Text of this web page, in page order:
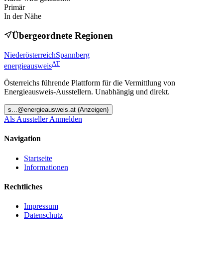
Primär
In der Nähe
Übergeordnete Regionen
NiederösterreichSpannberg
energieausweisAT
Österreichs führende Plattform für die Vermittlung von
Energieausweis-Ausstellern. Unabhängig und direkt.
s ...@energieausweis.at (Anzeigen)
Als Aussteller Anmelden
Navigation
Startseite
Informationen
Rechtliches
Impressum
Datenschutz